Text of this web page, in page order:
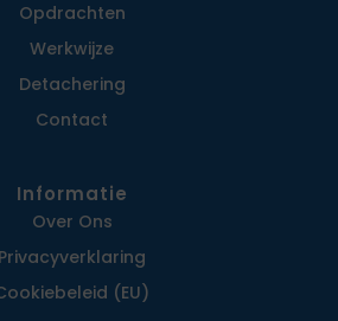
Opdrachten
Werkwijze
Detachering
Contact
Informatie
Over Ons
Privacy­verklaring
(EU)